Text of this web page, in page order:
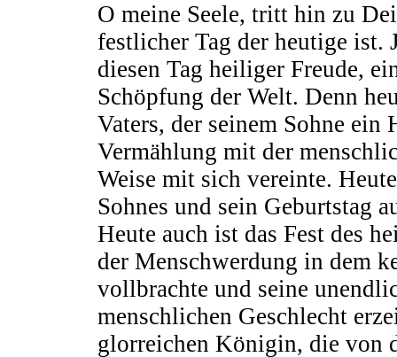
O meine Seele, tritt hin zu
festlicher Tag der heutige ist.
diesen Tag heiliger Freude,
Schöpfung der Welt. Denn
Vaters, der seinem Sohne
Vermählung mit der
Weise mit sich vereinte.
Sohnes und sein Geburtstag
Heute auch ist das Fest des
der Menschwerdung in dem
vollbrachte und seine
menschlichen Geschlecht
glorreichen Königin, die von